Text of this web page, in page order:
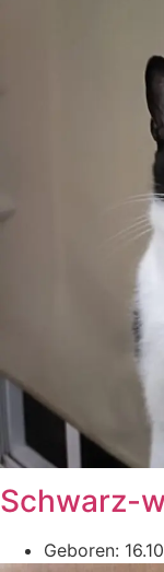
Schwarz-
Geboren: